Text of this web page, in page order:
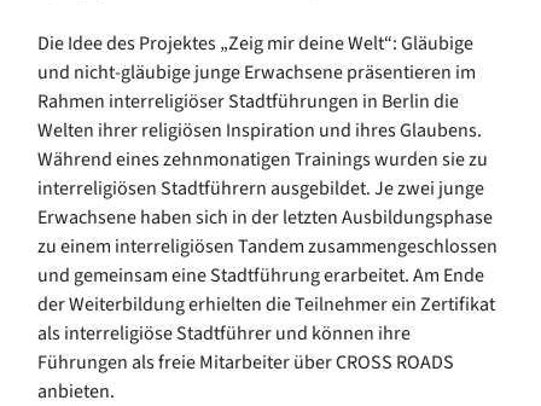
Die Idee des Projektes „Zeig mir deine Welt“: Gläubige
und nicht-gläubige junge Erwachsene präsentieren im
Rahmen interreligiöser Stadtführungen in Berlin die
Welten ihrer religiösen Inspiration und ihres Glaubens.
Während eines zehnmonatigen Trainings wurden sie zu
interreligiösen Stadtführern ausgebildet. Je zwei junge
Erwachsene haben sich in der letzten Ausbildungsphase
zu einem interreligiösen Tandem zusammengeschlossen
und gemeinsam eine Stadtführung erarbeitet. Am Ende
der Weiterbildung erhielten die Teilnehmer ein Zertifikat
als interreligiöse Stadtführer und können ihre
Führungen als freie Mitarbeiter über CROSS ROADS
anbieten.